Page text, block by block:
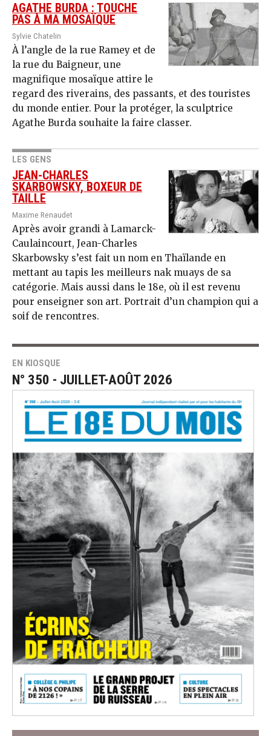
AGATHE BURDA : TOUCHE
PAS À MA MOSAÏQUE
Sylvie Chatelin
À l’angle de la rue Ramey et de
la rue du Baigneur, une
magnifique mosaïque attire le
regard des riverains, des passants, et des touristes
du monde entier. Pour la protéger, la sculptrice
Agathe Burda souhaite la faire classer.
LES GENS
JEAN-CHARLES
SKARBOWSKY, BOXEUR DE
TAILLE
Maxime Renaudet
Après avoir grandi à Lamarck-
Caulaincourt, Jean-Charles
Skarbowsky s’est fait un nom en Thaïlande en
mettant au tapis les meilleurs nak muays de sa
catégorie. Mais aussi dans le 18e, où il est revenu
pour enseigner son art. Portrait d’un champion qui a
soif de rencontres.
EN KIOSQUE
N° 350 - JUILLET-AOÛT 2026